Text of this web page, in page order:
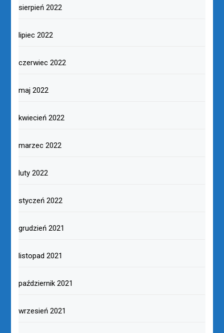
sierpień 2022
lipiec 2022
czerwiec 2022
maj 2022
kwiecień 2022
marzec 2022
luty 2022
styczeń 2022
grudzień 2021
listopad 2021
październik 2021
wrzesień 2021